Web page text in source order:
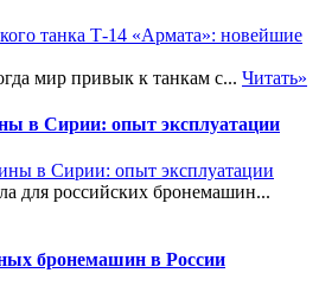
мир привык к танкам с... Читать»
в Сирии: опыт эксплуатации
для российских бронемашин...
бронемашин в России